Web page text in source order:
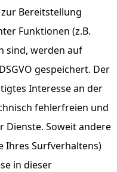
Bereitstellung
Funktionen (z.B.
sind, werden auf
gespeichert. Der
Interesse an der
fehlerfreien und
Soweit andere
Ihres Surfverhaltens)
in dieser